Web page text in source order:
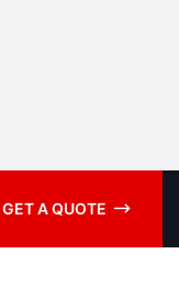
GET A QUOTE